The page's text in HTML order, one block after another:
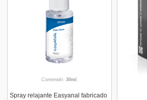
Contenido: 30ml.
Spray relajante Easyanal fabricado